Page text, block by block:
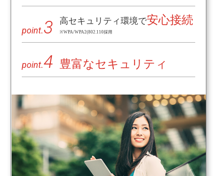
point.3 高セキュリティ環境で安心接続
※WPA/WPA2(802.110採用
point.4 豊富なセキュリティ